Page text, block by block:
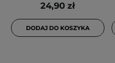
24,90 zł
DODAJ DO KOSZYKA